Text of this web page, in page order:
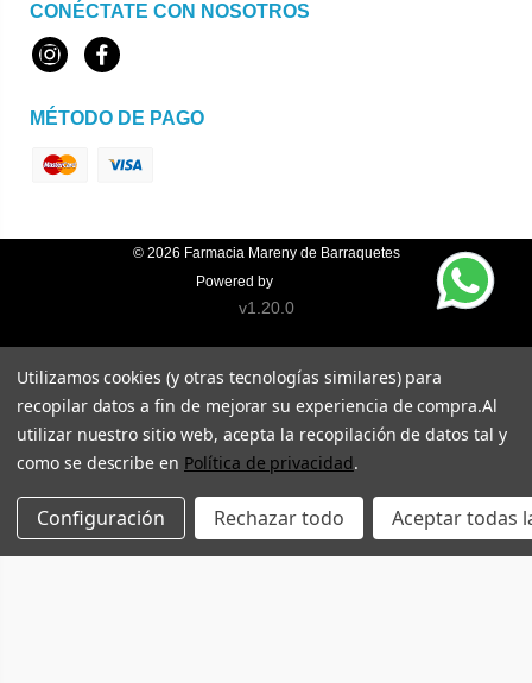
CONÉCTATE CON NOSOTROS
InstagramFacebook
MÉTODO DE PAGO
© 2026 Farmacia Mareny de Barraquetes
Powered by
v1.20.0
Utilizamos cookies (y otras tecnologías similares) para
recopilar datos a fin de mejorar su experiencia de compra.Al
utilizar nuestro sitio web, acepta la recopilación de datos tal y
como se describe en Política de privacidad.
Configuración Rechazar todo Aceptar todas